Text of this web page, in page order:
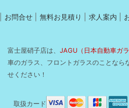
お問合せ 無料お見積り 求人案内
富士屋硝子店は、JAGU（日本自動車ガ
車のガラス、フロントガラスのことな
せください！
取扱カード